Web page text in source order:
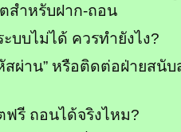
สำหรับฝาก-ถอน
ะบบไม่ได้ ควรทำยังไง?
สผ่าน” หรือติดต่อฝ่ายสนั
ฟรี ถอนได้จริงไหม?